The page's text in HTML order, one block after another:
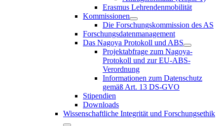
Erasmus Lehrendenmobilität
Kommissionen
Die Forschungskommission des AS
Forschungsdatenmanagement
Das Nagoya Protokoll und ABS
Projektabfrage zum Nagoya-
Protokoll und zur EU-ABS-
Verordnung
Informationen zum Datenschutz
gemäß Art. 13 DS-GVO
Stipendien
Downloads
Wissenschaftliche Integrität und Forschungsethik